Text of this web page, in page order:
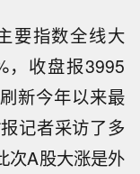
要指数全线大
，收盘报3995
新今年以来最
记者采访了多
次A股大涨是外